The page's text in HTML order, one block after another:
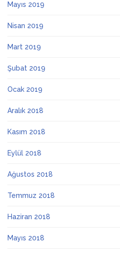
Mayıs 2019
Nisan 2019
Mart 2019
Şubat 2019
Ocak 2019
Aralık 2018
Kasım 2018
Eylül 2018
Ağustos 2018
Temmuz 2018
Haziran 2018
Mayıs 2018